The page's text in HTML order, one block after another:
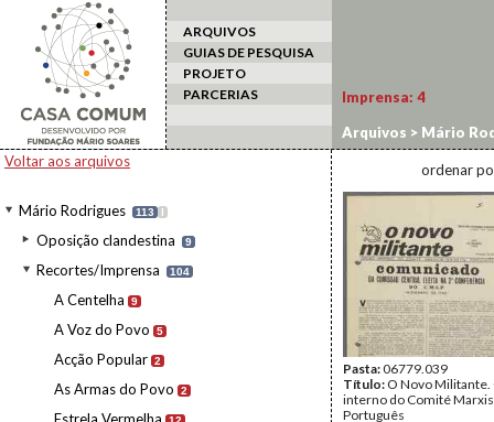
ARQUIVOS
GUIAS DE PESQUISA
PROJETO
PARCERIAS
Voltar aos arquivos
Mário Rodrigues 113 I
Oposição clandestina 9
Recortes/Imprensa 104
A Centelha 9
A Voz do Povo 5
Acção Popular 2
As Armas do Povo 2
Imprensa: 4
Arquivos > Mário
ordenar
Pasta:06779.039
Título: O Novo Militante.
interno do Comité
Português